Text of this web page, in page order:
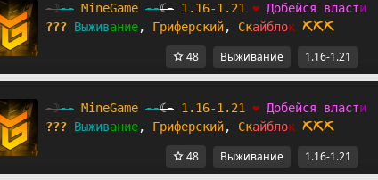
-☽-- Mi neGame --☾- 1.16-1.21 ❤ Добейся власти
??? Выживание, Гриферский, Скайблок ⛏️⛏️⛏️
48 Выживание 1.16-1.21
-☽-- Mi neGame --☾- 1.16-1.21 ❤ Добейся власти
??? Выживание, Гриферский, Скайблок ⛏️⛏️⛏️
48 Выживание 1.16-1.21